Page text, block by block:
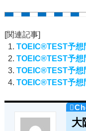
[関連記事]
TOEIC®TEST予想
TOEIC®TEST予想
TOEIC®TEST予想
TOEIC®TEST予想
大